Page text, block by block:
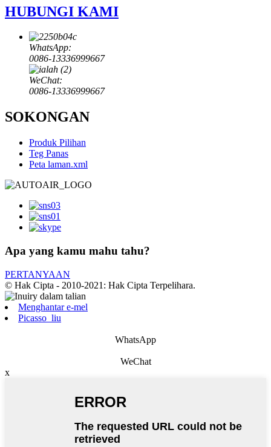
HUBUNGI KAMI
WhatsApp:
0086-13336999667
WeChat:
0086-13336999667
SOKONGAN
Produk Pilihan
Teg Panas
Peta laman.xml
Apa yang kamu mahu tahu?
PERTANYAAN
© Hak Cipta - 2010-2021: Hak Cipta Terpelihara.
Menghantar e-mel
Picasso_liu
WhatsApp
WeChat
x